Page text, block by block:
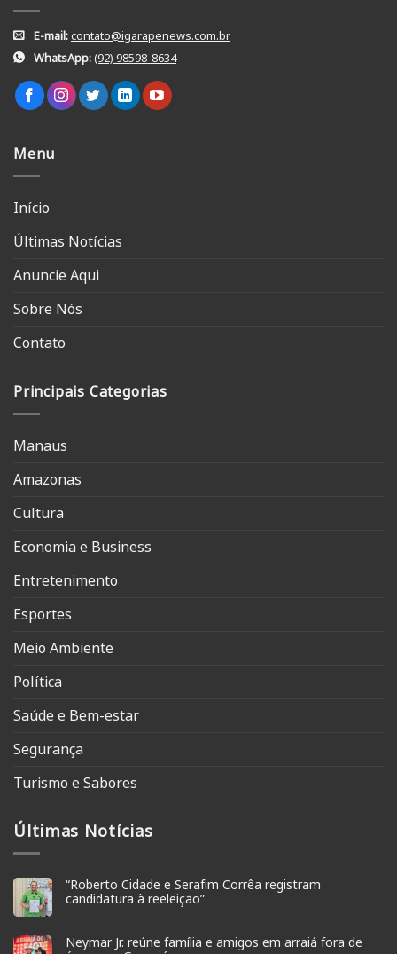
E-mail:contato@igarapenews.com.br
WhatsApp:(92) 98598-8634
Menu
Início
Últimas Notícias
Anuncie Aqui
Sobre Nós
Contato
Principais Categorias
Manaus
Amazonas
Cultura
Economia e Business
Entretenimento
Esportes
Meio Ambiente
Política
Saúde e Bem-estar
Segurança
Turismo e Sabores
Últimas Notícias
“Roberto Cidade e Serafim Corrêa registram
candidatura à reeleição”
Neymar Jr. reúne família e amigos em arraiá fora de